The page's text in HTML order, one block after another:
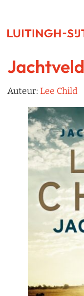
Jachtveld
Auteur: Lee Child